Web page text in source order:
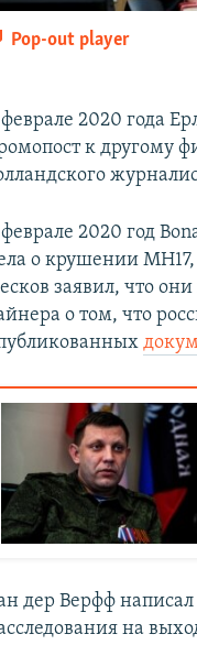
Pop-out player
2020 года
к другому
2020 год
о крушении
заявил, что
о том, что
дер Верфф написал
на